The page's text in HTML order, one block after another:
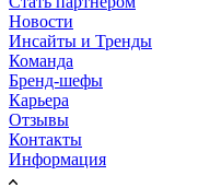
Новости
Инсайты и Тренды
Команда
Бренд-шефы
Карьера
Отзывы
Контакты
Информация